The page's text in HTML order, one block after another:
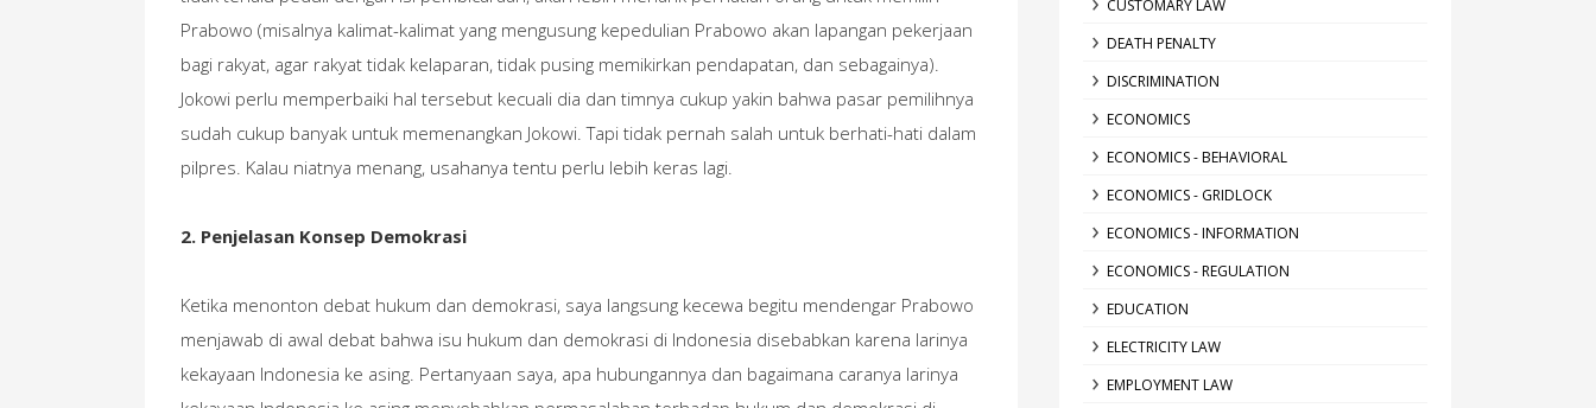
Prabowo (misalnya kalimat-kalimat yang mengusung kepedulian Prabowo akan lapangan pekerjaan
bagi rakyat, agar rakyat tidak kelaparan, tidak pusing memikirkan pendapatan, dan sebagainya).
Jokowi perlu memperbaiki hal tersebut kecuali dia dan timnya cukup yakin bahwa pasar pemilihnya
sudah cukup banyak untuk memenangkan Jokowi. Tapi tidak pernah salah untuk berhati-hati dalam
pilpres. Kalau niatnya menang, usahanya tentu perlu lebih keras lagi.
2. Penjelasan Konsep Demokrasi
Ketika menonton debat hukum dan demokrasi, saya langsung kecewa begitu mendengar Prabowo
menjawab di awal debat bahwa isu hukum dan demokrasi di Indonesia disebabkan karena larinya
kekayaan Indonesia ke asing. Pertanyaan saya, apa hubungannya dan bagaimana caranya larinya
CUSTOMARY LAW
DEATH PENALTY
DISCRIMINATION
ECONOMICS
ECONOMICS - BEHAVIORAL
ECONOMICS - GRIDLOCK
ECONOMICS - INFORMATION
ECONOMICS - REGULATION
EDUCATION
ELECTRICITY LAW
EMPLOYMENT LAW